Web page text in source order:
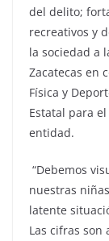
del delito;
recreativos y
la sociedad a
Zacatecas en
Física y
Estatal para
entidad.
“Debemos
nuestras
latente
Las cifras